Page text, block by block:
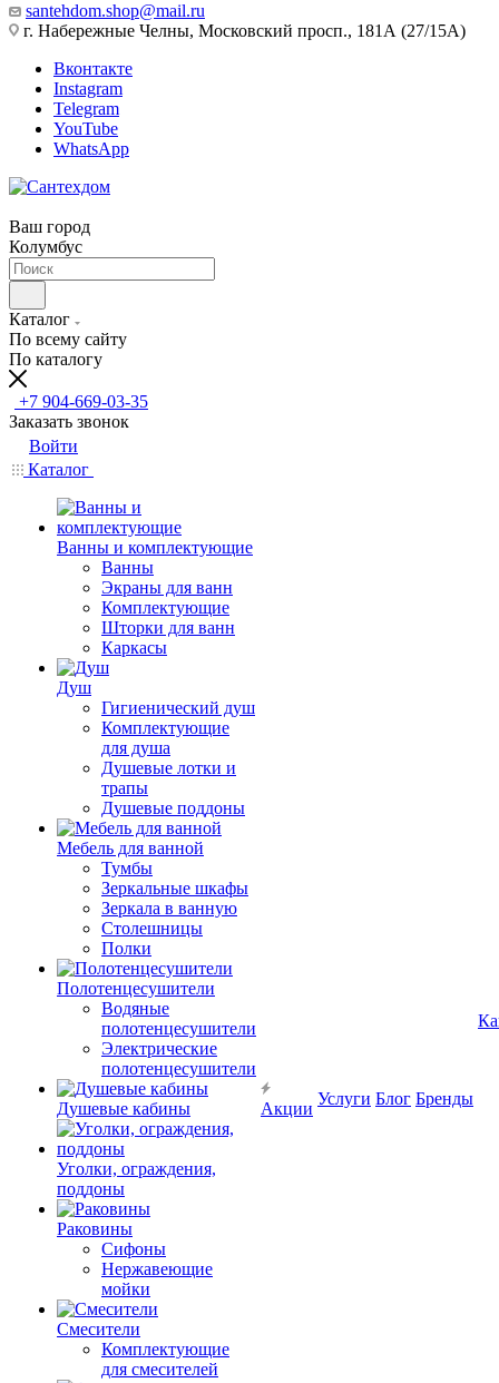
santehdom.shop@mail.ru
г. Набережные Челны, Московский просп., 181А (27/15А)
Вконтакте
Instagram
Telegram
YouTube
WhatsApp
Ваш город
Колумбус
Каталог
По всему сайту
По каталогу
+7 904-669-03-35
Заказать звонок
Войти
Каталог
Ванны и комплектующие
Ванны
Экраны для ванн
Комплектующие
Шторки для ванн
Каркасы
Душ
Гигиенический душ
Комплектующие
для душа
Душевые лотки и
трапы
Душевые поддоны
Мебель для ванной
Тумбы
Зеркальные шкафы
Зеркала в ванную
Столешницы
Полки
Полотенцесушители
Водяные
полотенцесушители
Электрические
полотенцесушители
Душевые кабины
Уголки, ограждения,
поддоны
Раковины
Сифоны
Нержавеющие
мойки
Смесители
Комплектующие
для смесителей
Акции
Услуги Блог Бренды